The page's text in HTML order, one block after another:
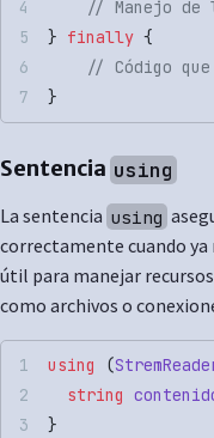
// Manejo de
} finally {
// Código
}
Sentencia using
La sentencia using
correctamente cuando ya
útil para manejar
como archivos o
using (
  string
}